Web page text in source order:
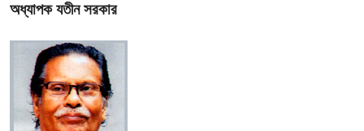
অধ্যাপক যতীন সরকার